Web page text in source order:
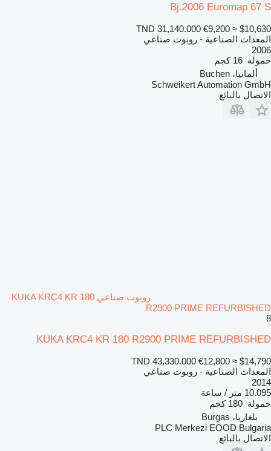
Bj.2006 Euromap 67 S
TND 31,140.000 €9,200 ≈ $10,630
المعدات الصناعية - روبوت صناعي
2006
حمولة 16 كجم
ألمانيا، Buchen
Schweikert Automation GmbH
الاتصال بالبائع
روبوت صناعي KUKA KRC4 KR 180
R2900 PRIME REFURBISHED
8
KUKA KRC4 KR 180 R2900 PRIME REFURBISHED
TND 43,330.000 €12,800 ≈ $14,790
المعدات الصناعية - روبوت صناعي
2014
10.095 متر / ساعة
حمولة 180 كجم
بلغاريا، Burgas
PLC Merkezi EOOD Bulgaria
الاتصال بالبائع